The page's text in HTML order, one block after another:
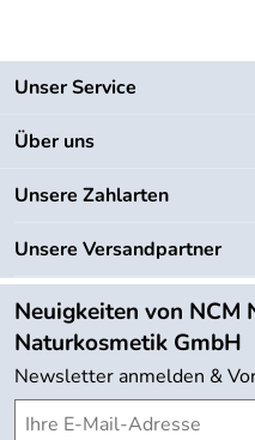
Unser Service
Kontakt
Lieferbedingungen
Kundenlogin
Über uns
Unsere Bestseller
Neu
Angebote
Kundenbewertungen (754)
4,9/5*****
Unsere Zahlarten
Unsere Versandpartner
Neuigkeiten von NCM
Naturkosmetik GmbH
Newsletter anmelden &